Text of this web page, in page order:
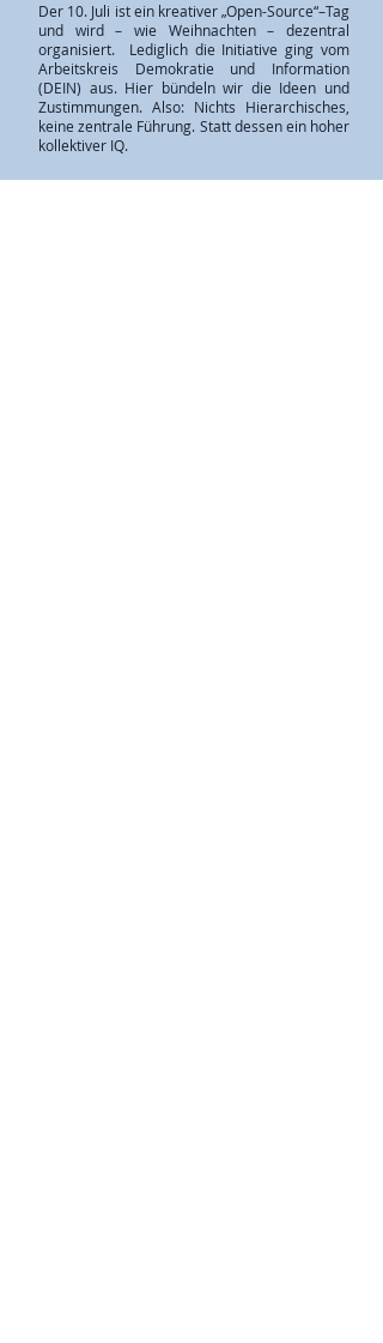
Der 10. Juli ist ein kreativer „Open-Source“–Tag
und wird – wie Weihnachten – dezentral
organisiert. Lediglich die Initiative ging vom
Arbeitskreis Demokratie und Information
(DEIN) aus. Hier bündeln wir die Ideen und
Zustimmungen. Also: Nichts Hierarchisches,
keine zentrale Führung. Statt dessen ein hoher
kollektiver IQ.
Kontakt:info@dein-ak.com